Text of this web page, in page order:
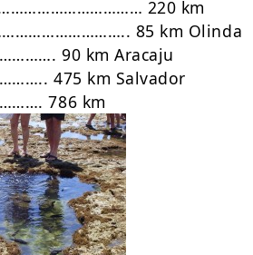
220 km
85 km Olinda
90 km Aracaju
475 km Salvador
786 km